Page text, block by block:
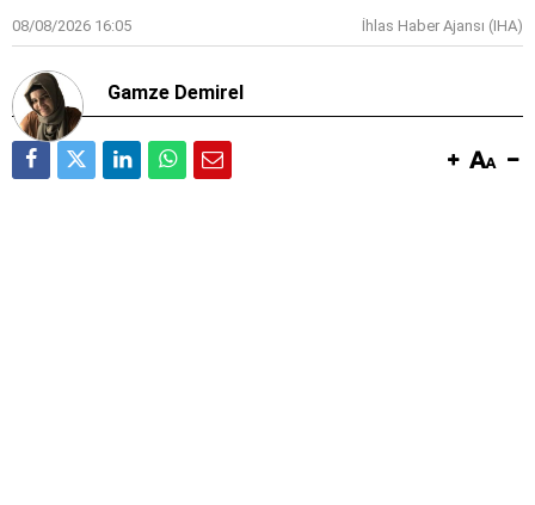
08/08/2026 16:05 İhlas Haber Ajansı (IHA)
Gamze Demirel